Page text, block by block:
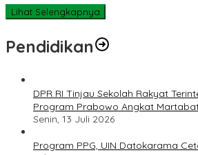
Lihat Selengkapnya
Pendidikan
DPR RI Tinjau Sekolah Rakyat
Program Prabowo Angkat
Senin, 13 Juli 2026
Program PPG, UIN Datokarama